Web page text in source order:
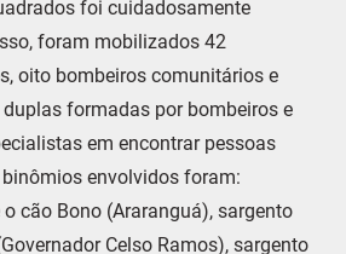
foi cuidadosamente
foram mobilizados 42
oito bombeiros comunitários e
formadas por bombeiros e
em encontrar pessoas
envolvidos foram:
cão Bono (Araranguá), sargento
Celso Ramos), sargento